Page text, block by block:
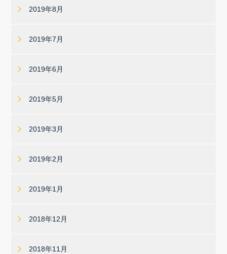
2019年8月
2019年7月
2019年6月
2019年5月
2019年3月
2019年2月
2019年1月
2018年12月
2018年11月